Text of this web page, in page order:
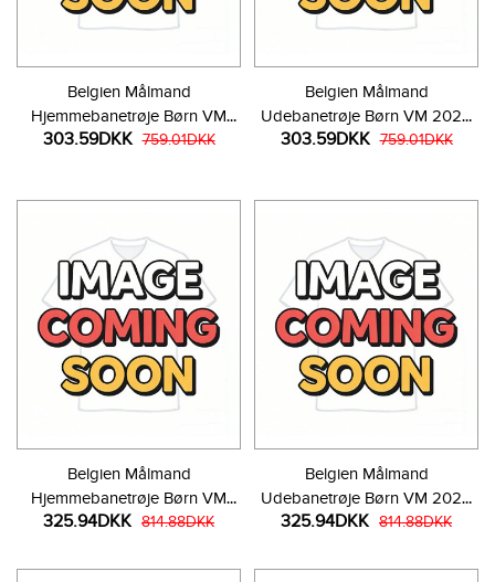
Belgien Målmand
Hjemmebanetrøje Børn VM
2026 Kortærmet (+ Korte
303.59DKK 759.01DKK
Belgien Målmand
Udebanetrøje Børn VM 2026
Kortærmet (+ Korte bukser)
303.59DKK 759.01DKK
Belgien Målmand
Hjemmebanetrøje Børn VM
2026 Langærmet (+ Korte
325.94DKK 814.88DKK
Belgien Målmand
Udebanetrøje Børn VM 2026
Langærmet (+ Korte bukser)
325.94DKK 814.88DKK